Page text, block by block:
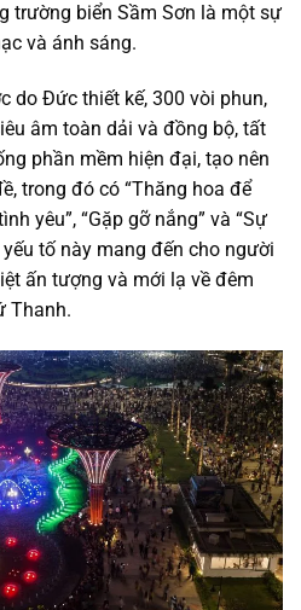
trường biển Sầm Sơn là một sự
và ánh sáng.
do Đức thiết kế, 300 vòi phun,
âm toàn dải và đồng bộ, tất
phần mềm hiện đại, tạo nên
trong đó có “Thăng hoa để
yêu”, “Gặp gỡ nắng” và “Sự
tố này mang đến cho người
ấn tượng và mới lạ về đêm
Thanh.